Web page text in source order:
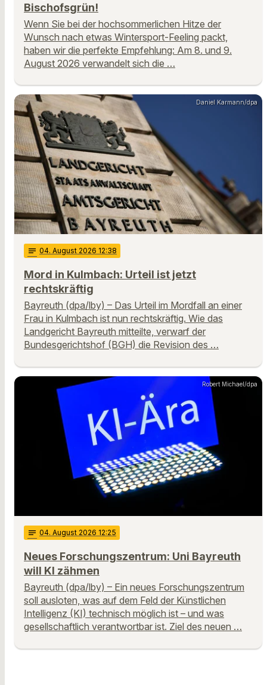
Bischofsgrün!
Wenn Sie bei der hochsommerlichen Hitze der
Wunsch nach etwas Wintersport-Feeling packt,
haben wir die perfekte Empfehlung: Am 8. und 9.
August 2026 verwandelt sich die …
Daniel Karmann/dpa
notes 04. August 2026 12:38
Mord in Kulmbach: Urteil ist jetzt
rechtskräftig
Bayreuth (dpa/lby) – Das Urteil im Mordfall an einer
Frau in Kulmbach ist nun rechtskräftig. Wie das
Landgericht Bayreuth mitteilte, verwarf der
Bundesgerichtshof (BGH) die Revision des …
Robert Michael/dpa
notes 04. August 2026 12:25
Neues Forschungszentrum: Uni Bayreuth
will KI zähmen
Bayreuth (dpa/lby) – Ein neues Forschungszentrum
soll ausloten, was auf dem Feld der Künstlichen
Intelligenz (KI) technisch möglich ist – und was
gesellschaftlich verantwortbar ist. Ziel des neuen …